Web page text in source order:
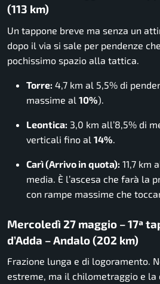
(113 km)
Un tappone breve ma senza un
dopo il via si sale per pendenze
pochissimo spazio alla tattica.
Torre: 4,7 km al 5,5% di
massime al 10%).
Leontica: 3,0 km all’8,5% di
verticali fino al 14%
Carì (Arrivo in quota): 11,7 km
media. È l’ascesa che farà la
con rampe massime che
Mercoledì 27 maggio – 17ª
d’Adda – Andalo (202 km)
Frazione lunga e di logoramento.
estreme, ma il chilometraggio e